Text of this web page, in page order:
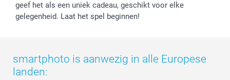
geef het als een uniek cadeau, geschikt voor elke
gelegenheid. Laat het spel beginnen!
smartphoto is aanwezig in alle Europese
landen: